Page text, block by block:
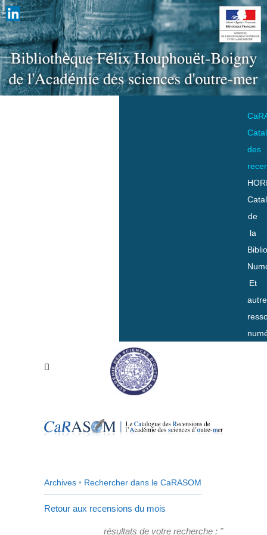
des
de
la
Et
Archives • Rechercher dans le CaRASOM
Retour aux recensions du mois
résultats de votre recherche : "